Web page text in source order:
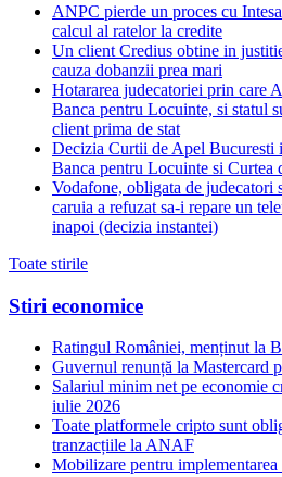
ANPC pierde un proces cu
calcul al ratelor la credite
Un client Credius obtine in
cauza dobanzii prea mari
Hotararea judecatoriei prin care
Banca pentru Locuinte, si statul
client prima de stat
Decizia Curtii de Apel Bucuresti
Banca pentru Locuinte si Curtea
Vodafone, obligata de judecatori
caruia a refuzat sa-i repare un
inapoi (decizia instantei)
Toate stirile
Stiri economice
Ratingul României, menținut la
Guvernul renunță la Mastercard
Salariul minim net pe economie
iulie 2026
Toate platformele cripto sunt
tranzacțiile la ANAF
Mobilizare pentru